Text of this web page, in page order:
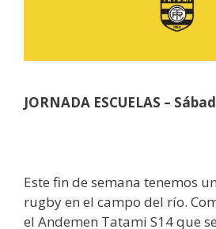
JORNADA ESCUELAS –
Este fin de semana tenemos
rugby en el campo del río.
el Andemen Tatami S14 que